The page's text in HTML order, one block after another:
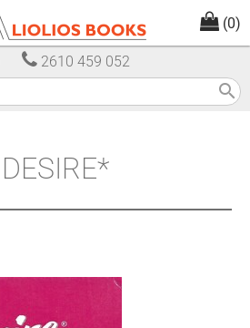
(0)
2610 459 052
search
DESIRE*